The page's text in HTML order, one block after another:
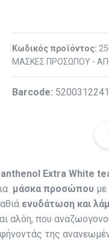
Κωδικός προϊόντος:
ΜΑΣΚΕΣ ΠΡΟΣΩΠΟΥ -
Βarcode:
Extra White
μάσκα προσώπου με
ενυδάτωση και
αλόη, που
της